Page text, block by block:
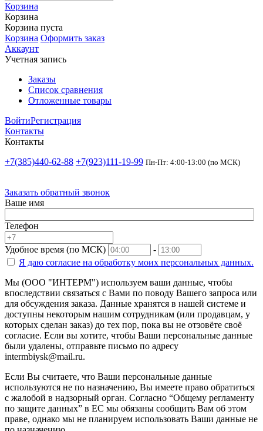
Корзина
Корзина
Корзина пуста
Корзина Оформить заказ
Аккаунт
Учетная запись
Заказы
Список сравнения
Отложенные товары
ВойтиРегистрация
Контакты
Контакты
+7(385)440-62-88 +7(923)111-19-99 Пн-Пт: 4:00-13:00 (по МСК)
Заказать обратный звонок
Ваше имя
Телефон
Удобное время (по МСК)
-
Я даю согласие на обработку моих персональных данных.
Мы (ООО "ИНТЕРМ") используем ваши данные, чтобы
впоследствии связаться с Вами по поводу Вашего запроса или
для обсуждения заказа. Данные хранятся в нашей системе и
доступны некоторым нашим сотрудникам (или продавцам, у
которых сделан заказ) до тех пор, пока вы не отзовёте своё
согласие. Если вы хотите, чтобы Ваши персональные данные
были удалены, отправьте письмо по адресу
intermbiysk@mail.ru.
Если Вы считаете, что Ваши персональные данные
используются не по назначению, Вы имеете право обратиться
с жалобой в надзорный орган. Согласно “Общему регламенту
по защите данных” в ЕС мы обязаны сообщить Вам об этом
праве, однако мы не планируем использовать Ваши данные не